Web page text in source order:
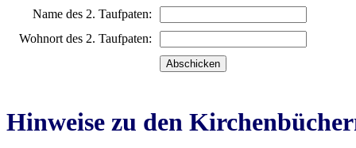
Name des 2. Taufpaten:
Wohnort des 2. Taufpaten:
Hinweise zu den